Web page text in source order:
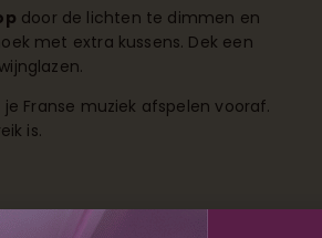
door de lichten te dimmen en
met extra kussens. Dek een
Franse muziek afspelen vooraf.
is.